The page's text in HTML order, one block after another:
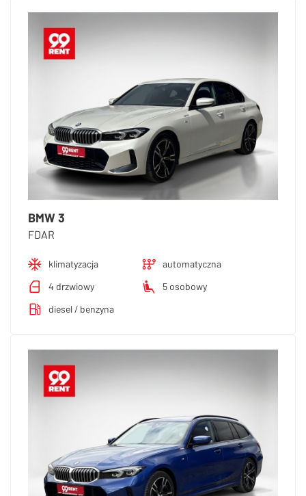
BMW 3
FDAR
klimatyzacja
automatyczna
4 drzwiowy
5 osobowy
diesel / benzyna